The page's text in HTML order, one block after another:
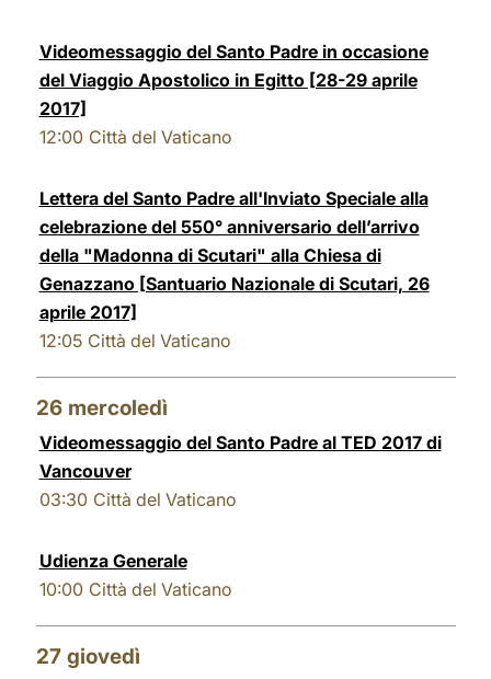
Videomessaggio del Santo Padre in occasione
del Viaggio Apostolico in Egitto [28-29 aprile
2017]
12:00 Città del Vaticano
Lettera del Santo Padre all'Inviato Speciale alla
celebrazione del 550° anniversario dell’arrivo
della "Madonna di Scutari" alla Chiesa di
Genazzano [Santuario Nazionale di Scutari, 26
aprile 2017]
12:05 Città del Vaticano
26 mercoledì
Videomessaggio del Santo Padre al TED 2017 di
Vancouver
03:30 Città del Vaticano
Udienza Generale
10:00 Città del Vaticano
27 giovedì